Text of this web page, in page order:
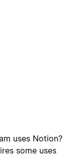
uses Notion?
some uses